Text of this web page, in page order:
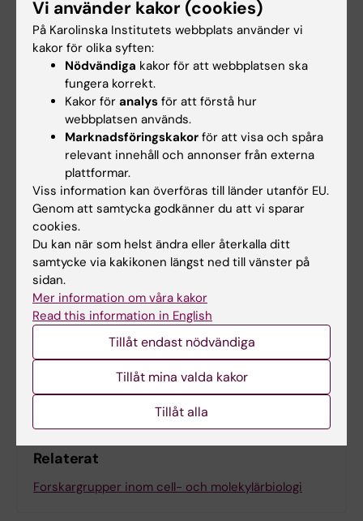
We use state-of-the-art approache ...
Verktyg för modellbyggande inom strukturell
biologi – Bernhard Lohkamps forskargrupp
Our research focuses on the development of
methods for (graphical) model building and
map interpretation used in structural biology.
Hade du nytta av informationen på denna sida?
Yes
No
Redaktör: Katarina Sternudd
Sidan uppdaterad:2026-02-16
Relaterat
Forskargrupper inom cell- och molekylärbiologi
Vi använder kakor (cookies)
På Karolinska Institutets webbplats använder vi
kakor för olika syften:
Nödvändiga kakor för att webbplatsen ska
fungera korrekt.
Kakor för analys för att förstå hur
webbplatsen används.
Marknadsföringskakor för att visa och spåra
relevant innehåll och annonser från externa
plattformar.
Viss information kan överföras till länder utanför EU.
Genom att samtycka godkänner du att vi sparar
cookies.
Du kan när som helst ändra eller återkalla ditt
samtycke via kakikonen längst ned till vänster på
sidan.
Mer information om våra kakor
Read this information in English
Tillåt endast nödvändiga
Tillåt mina valda kakor
Tillåt alla